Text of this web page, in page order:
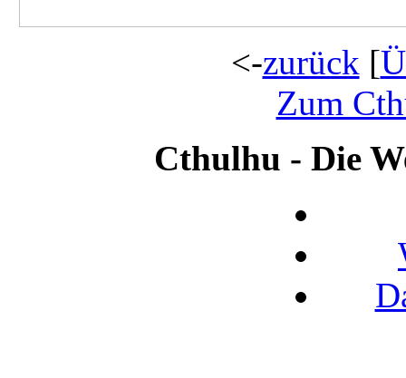
<-zurück [
Zum
Cthulhu - Die